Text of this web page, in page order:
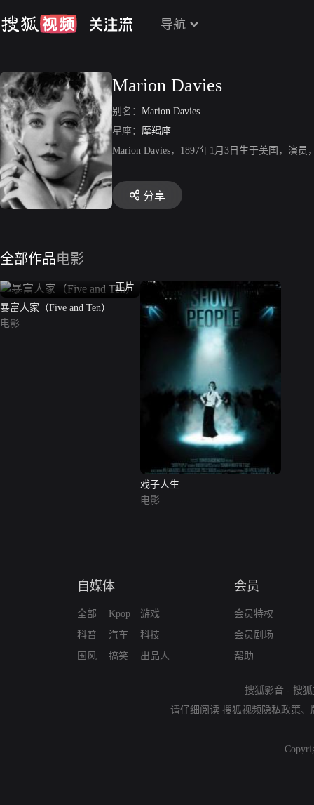
导航
Marion Davies
别名： Marion Davies
星座： 摩羯座
Marion Davies，1897年1月3日生于美国，演
分享
全部作品电影
正片
暴富人家（Five and Ten）
电影
戏子人生
电影
自媒体
全部
科普
国风
Kpop
汽车
搞笑
游戏
科技
出品人
会员
会员特权
会员剧场
帮助
搜狐影音 - 搜
请仔细阅读 搜狐视频隐私政策、